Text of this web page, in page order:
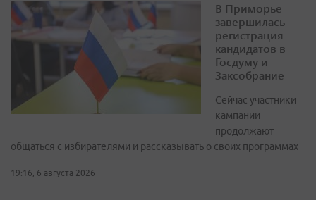
В Приморье
завершилась
регистрация
кандидатов в
Госдуму и
Заксобрание
Сейчас участники
кампании
продолжают
общаться с избирателями и рассказывать о своих программах
19:16, 6 августа 2026